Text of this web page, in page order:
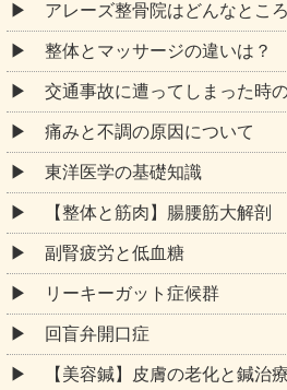
アレーズ整骨院はどんなとこ
整体とマッサージの違いは？
交通事故に遭ってしまった時
痛みと不調の原因について
東洋医学の基礎知識
【整体と筋肉】腸腰筋大解剖
副腎疲労と低血糖
リーキーガット症候群
回盲弁開口症
【美容鍼】皮膚の老化と鍼治療